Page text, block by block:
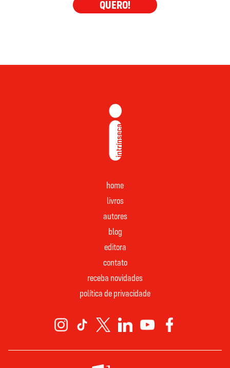
QUERO!
home
livros
autores
blog
editora
contato
receba novidades
política de privacidade